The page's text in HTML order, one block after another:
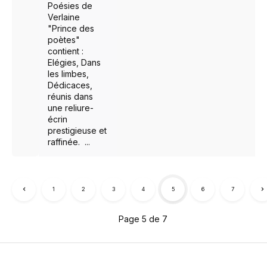
Poésies de
Verlaine
"Prince des
poètes"
contient :
Elégies, Dans
les limbes,
Dédicaces,
réunis dans
une reliure-
écrin
prestigieuse et
raffinée. ...
Page 5 de 7
1 2 3 4 5 6 7